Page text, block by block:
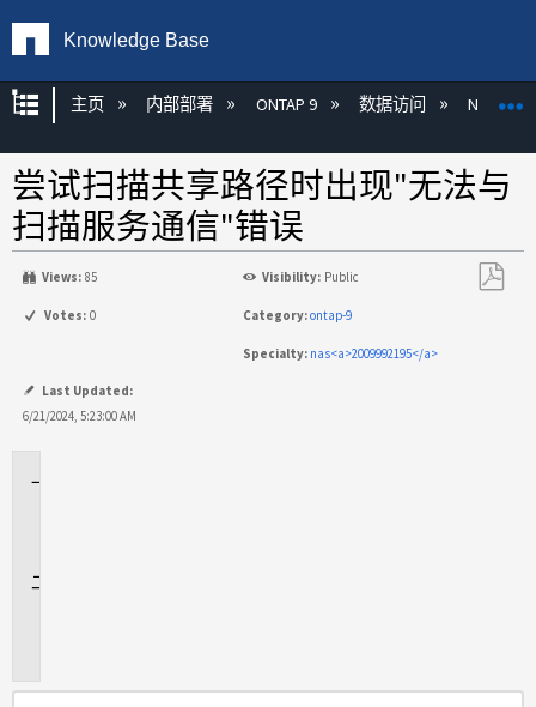
Knowledge Base
扩展/隐缩全局层次
主页 内部部署 ONTAP 9 数据访问 NAS
尝试扫描共享路径时出现"无法与
扫描服务通信"错误
Views: 85 Visibility: Public
Votes: 0 Category:ontap-9
Specialty: nas<a>2009992195</a>
Last Updated:
6/21/2024, 5:23:00 AM